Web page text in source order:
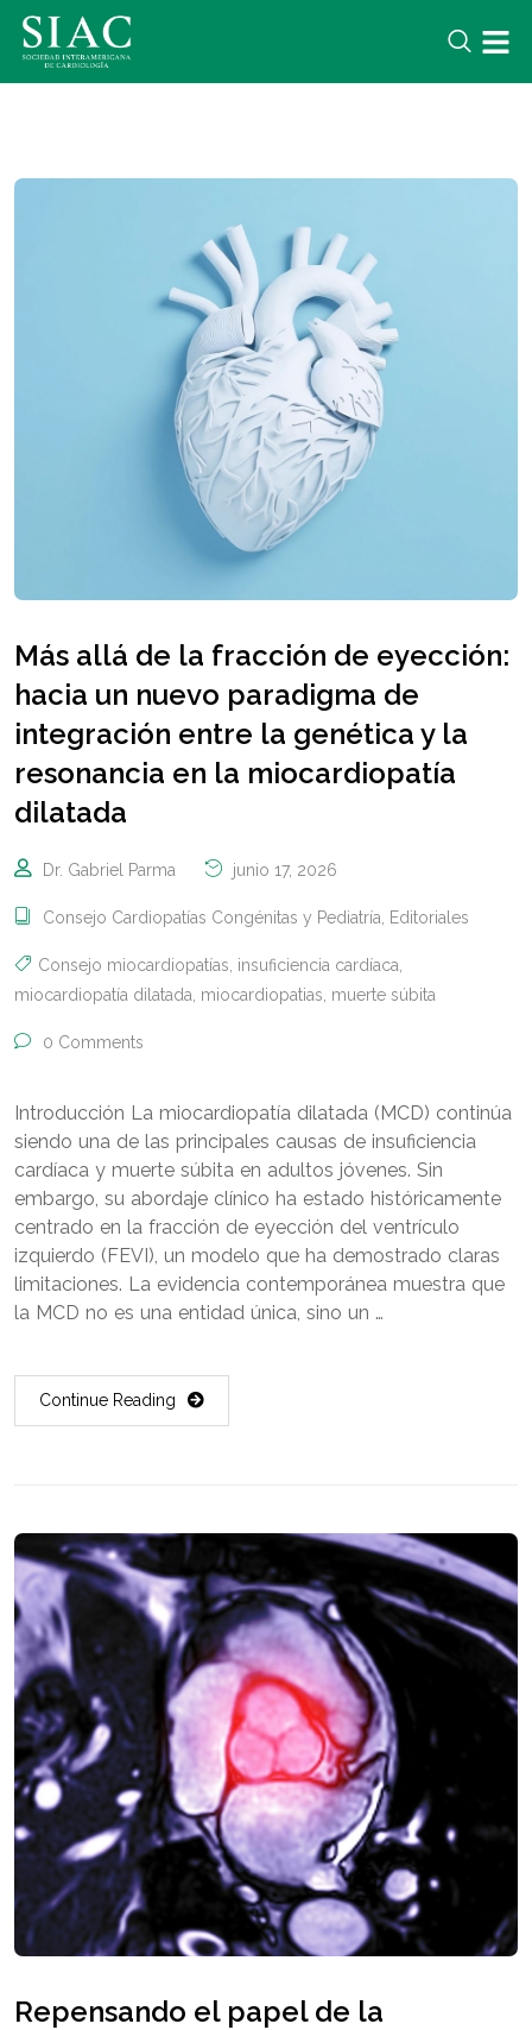
Más allá de la fracción de eyección:
hacia un nuevo paradigma de
integración entre la genética y la
resonancia en la miocardiopatía
dilatada
Dr. Gabriel Parma junio 17, 2026
Consejo Cardiopatías Congénitas y Pediatría, Editoriales
Consejo miocardiopatías, insuficiencia cardíaca,
miocardiopatía dilatada, miocardiopatias, muerte súbita
0 Comments
Introducción La miocardiopatía dilatada (MCD) continúa
siendo una de las principales causas de insuficiencia
cardíaca y muerte súbita en adultos jóvenes. Sin
embargo, su abordaje clínico ha estado históricamente
centrado en la fracción de eyección del ventrículo
izquierdo (FEVI), un modelo que ha demostrado claras
limitaciones. La evidencia contemporánea muestra que
la MCD no es una entidad única, sino un …
Continue Reading
Repensando el papel de la